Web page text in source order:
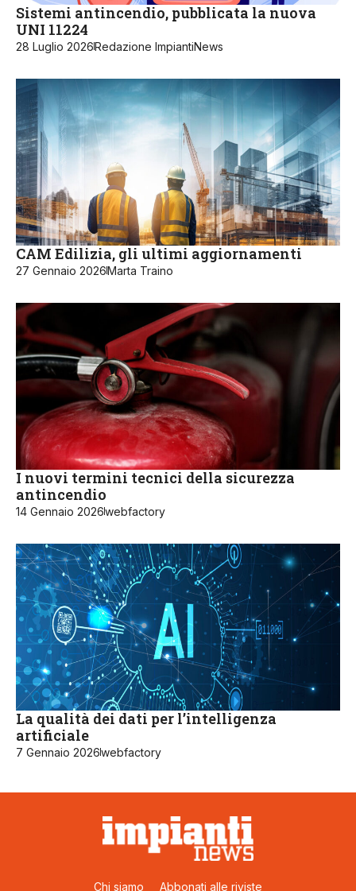
Sistemi antincendio, pubblicata la nuova
UNI 11224
28 Luglio 2026Redazione ImpiantiNews
CAM Edilizia, gli ultimi aggiornamenti
27 Gennaio 2026Marta Traino
I nuovi termini tecnici della sicurezza
antincendio
14 Gennaio 2026webfactory
La qualità dei dati per l’intelligenza
artificiale
7 Gennaio 2026webfactory
Chi siamo Abbonati alle riviste